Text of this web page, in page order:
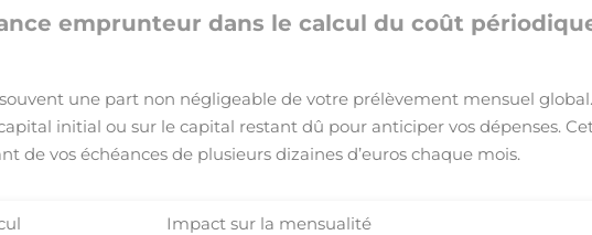
emprunteur dans le calcul du coût
une part non négligeable de votre prélèvement mensuel global.
initial ou sur le capital restant dû pour anticiper vos dépenses.
vos échéances de plusieurs dizaines d’euros chaque mois.
Impact sur la mensualité